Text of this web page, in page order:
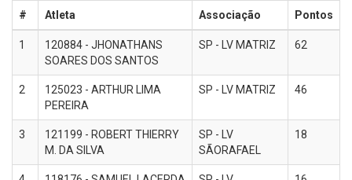
# Atleta Associação Pontos
1
120884 - JHONATHANS
SOARES DOS SANTOS
SP - LV MATRIZ 62
2
125023 - ARTHUR LIMA
PEREIRA
SP - LV MATRIZ 46
3
121199 - ROBERT THIERRY
M. DA SILVA
SP - LV
SÃORAFAEL
18